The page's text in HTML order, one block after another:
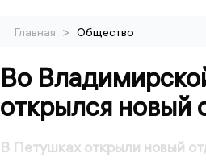
Главная > Общество
Во
открылся новый
В Петушках открыли новый